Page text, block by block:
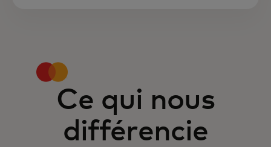
Ce qui nous
différencie